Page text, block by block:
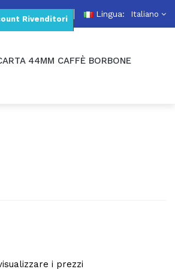
Lingua: Italiano
Rivenditori
44MM CAFFÈ BORBONE
i prezzi